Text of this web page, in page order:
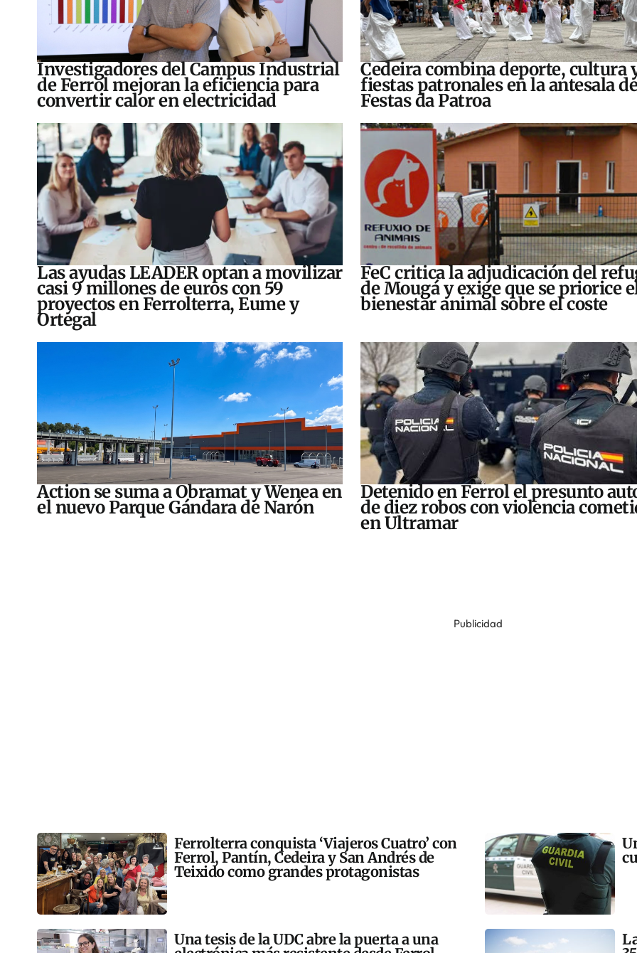
Investigadores del Campus Industrial
de Ferrol mejoran la eficiencia para
convertir calor en electricidad
Cedeira combina deporte, cultura
fiestas patronales en la antesala
Festas da Patroa
Las ayudas LEADER optan a movilizar
casi 9 millones de euros con 59
proyectos en Ferrolterra, Eume y
Ortegal
FeC critica la adjudicación del
de Mougá y exige que se priorice
bienestar animal sobre el coste
Action se suma a Obramat y Wenea en
el nuevo Parque Gándara de Narón
Detenido en Ferrol el presunto
de diez robos con violencia
en Ultramar
Publicidad
Ferrolterra conquista ‘Viajeros Cuatro’ con
Ferrol, Pantín, Cedeira y San Andrés de
Teixido como grandes protagonistas
Una tesis de la UDC abre la puerta a una